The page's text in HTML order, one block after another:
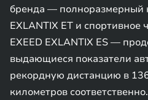
бренда — полноразмерный
EXLANTIX ET и спортивное
EXEED EXLANTIX ES —
выдающиеся показатели
рекордную дистанцию в
километров соответственно.